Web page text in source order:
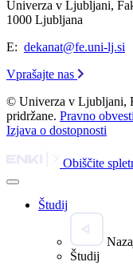
Univerza v Ljubljani,
1000 Ljubljana
E: dekanat@fe.uni-lj.si
Vprašajte nas
© Univerza v Ljubljani,
pridržane. Pravno
Izjava o dostopnosti
Obiščite
Študij
Študij